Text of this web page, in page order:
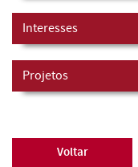
Interesses
Projetos
Voltar